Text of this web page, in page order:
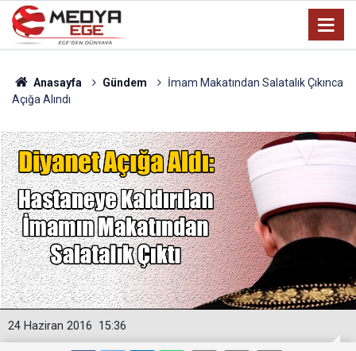
Anasayfa Gündem
İmam Makatından Salatalık Çıkınca
Açığa Alındı
15:36
24 Haziran 2016